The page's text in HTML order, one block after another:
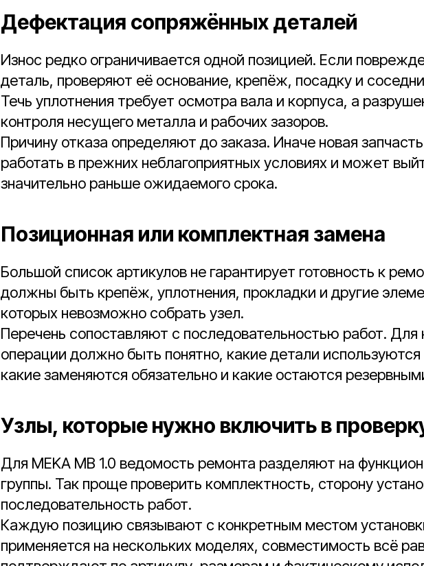
Дефектация сопряжённых деталей
Износ редко ограничивается одной позицией. Если
деталь, проверяют её основание, крепёж, посадку и
Течь уплотнения требует осмотра вала и корпуса, а
контроля несущего металла и рабочих зазоров.
Причину отказа определяют до заказа. Иначе новая
работать в прежних неблагоприятных условиях и может
значительно раньше ожидаемого срока.
Позиционная или комплектная замена
Большой список артикулов не гарантирует готовность к
должны быть крепёж, уплотнения, прокладки и другие
которых невозможно собрать узел.
Перечень сопоставляют с последовательностью работ.
операции должно быть понятно, какие детали используются
какие заменяются обязательно и какие остаются
Узлы, которые нужно включить в
Для MEKA MB 1.0 ведомость ремонта разделяют на
группы. Так проще проверить комплектность, сторону
последовательность работ.
Каждую позицию связывают с конкретным местом
применяется на нескольких моделях, совместимость всё